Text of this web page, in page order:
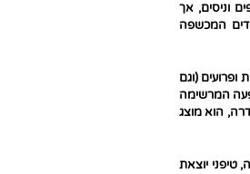
וניסים, אך
המכשפה
(וגם
המרשימה
הוא מוצג
טיפני יוצאת